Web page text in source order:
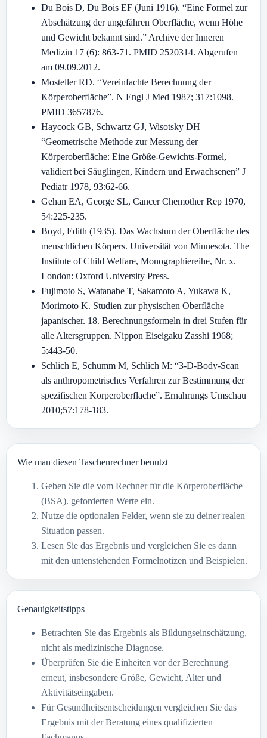
Du Bois D, Du Bois EF (Juni 1916). “Eine Formel zur
Abschätzung der ungefähren Oberfläche, wenn Höhe
und Gewicht bekannt sind.” Archive der Inneren
Medizin 17 (6): 863-71. PMID 2520314. Abgerufen
am 09.09.2012.
Mosteller RD. “Vereinfachte Berechnung der
Körperoberfläche”. N Engl J Med 1987; 317:1098.
PMID 3657876.
Haycock GB, Schwartz GJ, Wisotsky DH
“Geometrische Methode zur Messung der
Körperoberfläche: Eine Größe-Gewichts-Formel,
validiert bei Säuglingen, Kindern und Erwachsenen” J
Pediatr 1978, 93:62-66.
Gehan EA, George SL, Cancer Chemother Rep 1970,
54:225-235.
Boyd, Edith (1935). Das Wachstum der Oberfläche des
menschlichen Körpers. Universität von Minnesota. The
Institute of Child Welfare, Monographiereihe, Nr. x.
London: Oxford University Press.
Fujimoto S, Watanabe T, Sakamoto A, Yukawa K,
Morimoto K. Studien zur physischen Oberfläche
japanischer. 18. Berechnungsformeln in drei Stufen für
alle Altersgruppen. Nippon Eiseigaku Zasshi 1968;
5:443-50.
Schlich E, Schumm M, Schlich M: “3-D-Body-Scan
als anthropometrisches Verfahren zur Bestimmung der
spezifischen Korperoberflache”. Ernahrungs Umschau
2010;57:178-183.
Wie man diesen Taschenrechner benutzt
Geben Sie die vom Rechner für die Körperoberfläche
(BSA). geforderten Werte ein.
Nutze die optionalen Felder, wenn sie zu deiner realen
Situation passen.
Lesen Sie das Ergebnis und vergleichen Sie es dann
mit den untenstehenden Formelnotizen und Beispielen.
Genauigkeitstipps
Betrachten Sie das Ergebnis als Bildungseinschätzung,
nicht als medizinische Diagnose.
Überprüfen Sie die Einheiten vor der Berechnung
erneut, insbesondere Größe, Gewicht, Alter und
Aktivitätseingaben.
Für Gesundheitsentscheidungen vergleichen Sie das
Ergebnis mit der Beratung eines qualifizierten